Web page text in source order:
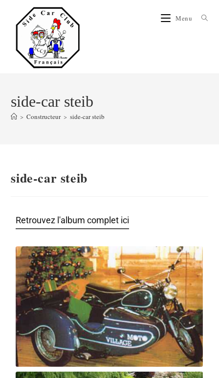
Menu
side-car steib
> Constructeur > side-car steib
side-car steib
Retrouvez l'album complet ici